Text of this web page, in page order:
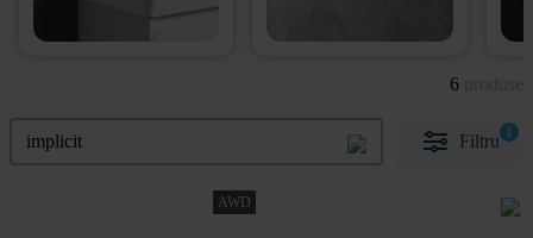
6
implicit Filtru 1
AWD